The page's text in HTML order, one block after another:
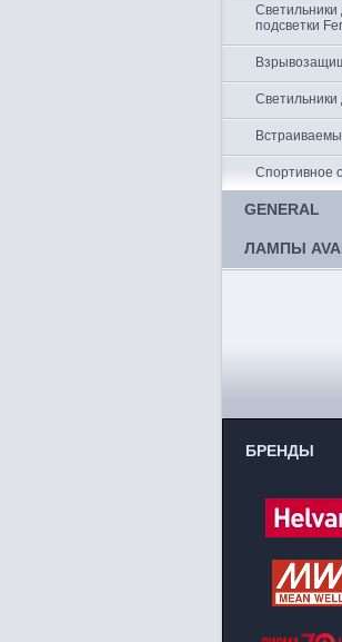
Светильники
подсветки
Спортивное
GENERAL
ЛАМПЫ
БРЕНДЫ